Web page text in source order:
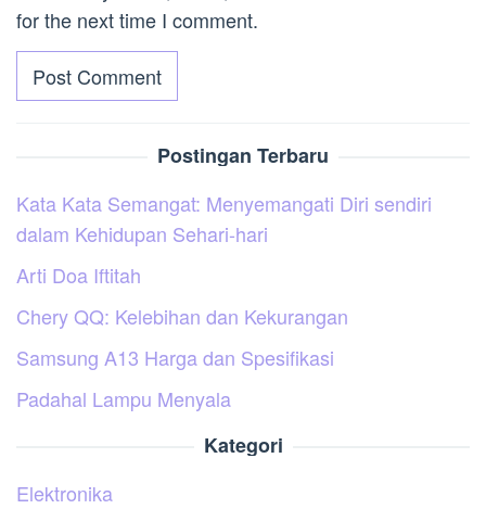
for the next time I comment.
Postingan Terbaru
Kata Kata Semangat: Menyemangati Diri sendiri
dalam Kehidupan Sehari-hari
Arti Doa Iftitah
Chery QQ: Kelebihan dan Kekurangan
Samsung A13 Harga dan Spesifikasi
Padahal Lampu Menyala
Kategori
Elektronika